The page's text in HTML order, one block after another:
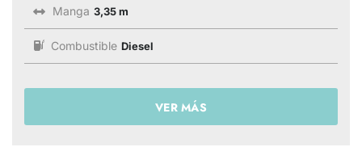
Manga 3,35 m
Combustible Diesel
VER MÁS